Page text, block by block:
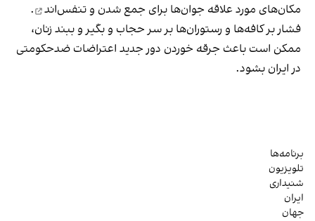
مکان‌های مورد علاقه جوان‌ها برای جمع شدن و تنفس‌اند
.
فشار بر کافه‌ها و رستوران‌ها بر سر حجاب و بگیر و ببند زنان،
ممکن است باعث جرقه خوردن دور جدید اعتراضات ضدحکومتی
در ایران بشود.
برنامه‌ها
تلویزیون
شنیداری
ایران
جهان